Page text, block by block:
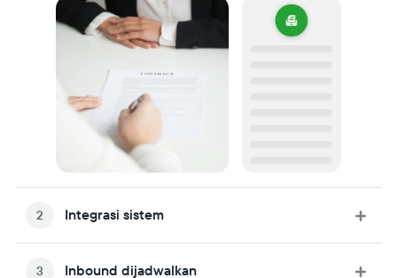
2 Integrasi sistem
sinkronisasi produk dan inventory secara real-time
3 Inbound dijadwalkan